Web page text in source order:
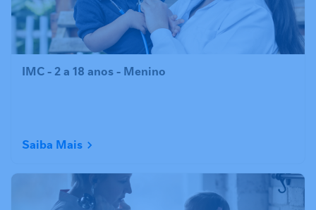
IMC - 2 a 18 anos - Menino
Saiba Mais